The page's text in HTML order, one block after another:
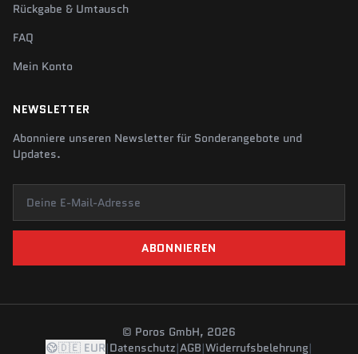
Rückgabe & Umtausch
FAQ
Mein Konto
NEWSLETTER
Abonniere unseren Newsletter für Sonderangebote und
Updates.
Deine E-Mail-Adresse
ABONNIEREN
© Poros GmbH, 2026
🇩🇪 EUR|Datenschutz|AGB|Widerrufsbelehrung|